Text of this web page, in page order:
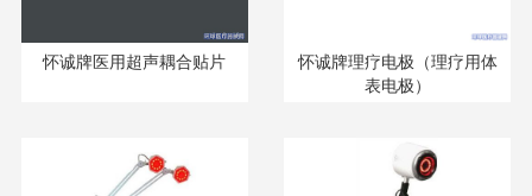
怀诚牌医用超声耦合贴片
怀诚牌理疗电极（理疗用体
表电极）